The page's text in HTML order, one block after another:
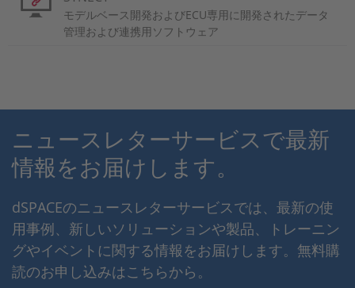
モデルベース開発およびECU専用に開発されたデータ
管理および連携用ソフトウェア
ニュースレターサービスで最新
情報をお届けします。
dSPACEのニュースレターサービスでは、最新の使
用事例、新しいソリューションや製品、トレーニン
グやイベントに関する情報をお届けします。無料購
読のお申し込みはこちらから。